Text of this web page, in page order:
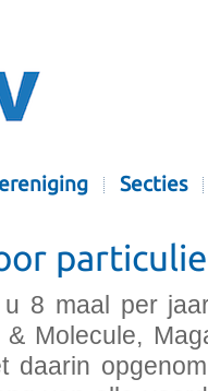
Secties
8 maal per
Molecule,
daarin